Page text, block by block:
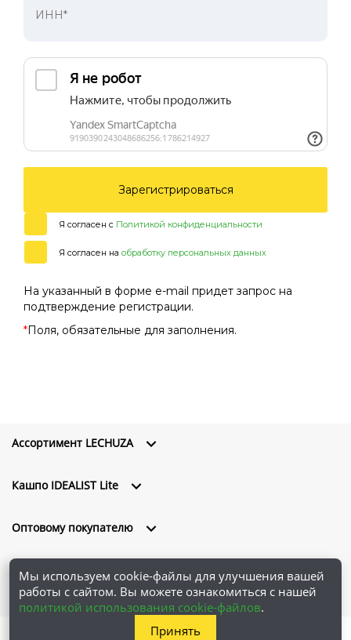
Я согласен с Политикой конфиденциальности
Я согласен на обработку персональных данных
Зарегистрироваться
На указанный в форме e-mail придет запрос на
подтверждение регистрации.
*Поля, обязательные для заполнения.
Ассортимент LECHUZA
Кашпо IDEALIST Lite
Оптовому покупателю
О компании
Мы используем cookie-файлы для улучшения вашей
работы с сайтом. Вы можете ознакомиться с нашей
политикой использования cookie-файлов.
Принять